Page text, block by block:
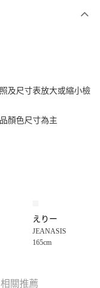
使用無須另外申請。
動跳轉到大哥付的交易
確認頁面所載為準。
及尺寸表放大或縮小檢
顏色尺寸為主
えりー
JEANASIS
165cm
相關推薦